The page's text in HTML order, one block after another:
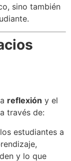
sino también
reflexión y el
través de:
estudiantes a
y lo que